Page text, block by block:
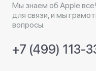
Мы знаем об Apple
для связи, и мы
вопросы.
+7 (499) 113-